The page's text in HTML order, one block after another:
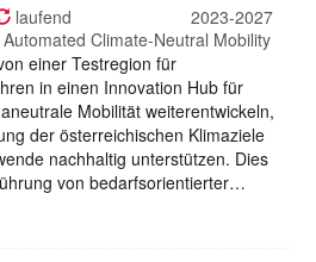
laufend
2023-2027
Climate-Neutral Mobility
einer Testregion für
in einen Innovation Hub für
Mobilität weiterentwickeln,
der österreichischen Klimaziele
nachhaltig unterstützen. Dies
von bedarfsorientierter…